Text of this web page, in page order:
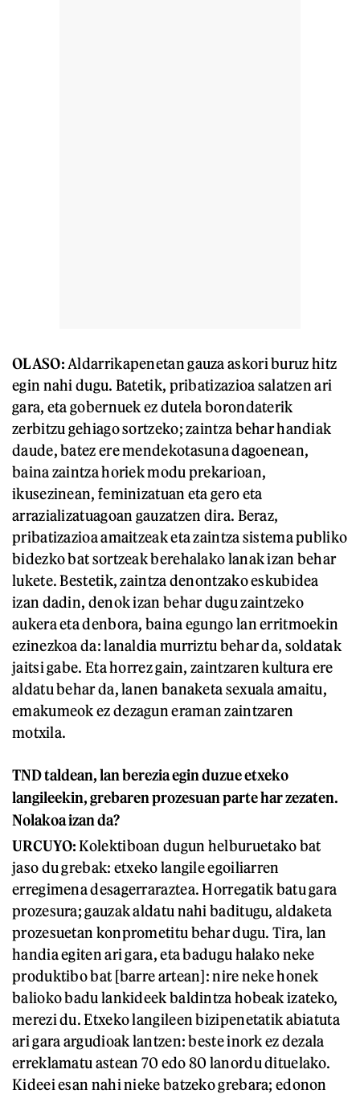
OLASO: Aldarrikapenetan gauza askori buruz hitz
egin nahi dugu. Batetik, pribatizazioa salatzen ari
gara, eta gobernuek ez dutela borondaterik
zerbitzu gehiago sortzeko; zaintza behar handiak
daude, batez ere mendekotasuna dagoenean,
baina zaintza horiek modu prekarioan,
ikusezinean, feminizatuan eta gero eta
arrazializatuagoan gauzatzen dira. Beraz,
pribatizazioa amaitzeak eta zaintza sistema publiko
bidezko bat sortzeak berehalako lanak izan behar
lukete. Bestetik, zaintza denontzako eskubidea
izan dadin, denok izan behar dugu zaintzeko
aukera eta denbora, baina egungo lan erritmoekin
ezinezkoa da: lanaldia murriztu behar da, soldatak
jaitsi gabe. Eta horrez gain, zaintzaren kultura ere
aldatu behar da, lanen banaketa sexuala amaitu,
emakumeok ez dezagun eraman zaintzaren
motxila.
TND taldean, lan berezia egin duzue etxeko
langileekin, grebaren prozesuan parte har zezaten.
Nolakoa izan da?
URCUYO:Kolektiboan dugun helburuetako bat
jaso du grebak: etxeko langile egoiliarren
erregimena desagerraraztea. Horregatik batu gara
prozesura; gauzak aldatu nahi baditugu, aldaketa
prozesuetan konprometitu behar dugu. Tira, lan
handia egiten ari gara, eta badugu halako neke
produktibo bat [barre artean]: nire neke honek
balioko badu lankideek baldintza hobeak izateko,
merezi du. Etxeko langileen bizipenetatik abiatuta
ari gara argudioak lantzen: beste inork ez dezala
erreklamatu astean 70 edo 80 lanordu dituelako.
Kideei esan nahi nieke batzeko grebara; edonon